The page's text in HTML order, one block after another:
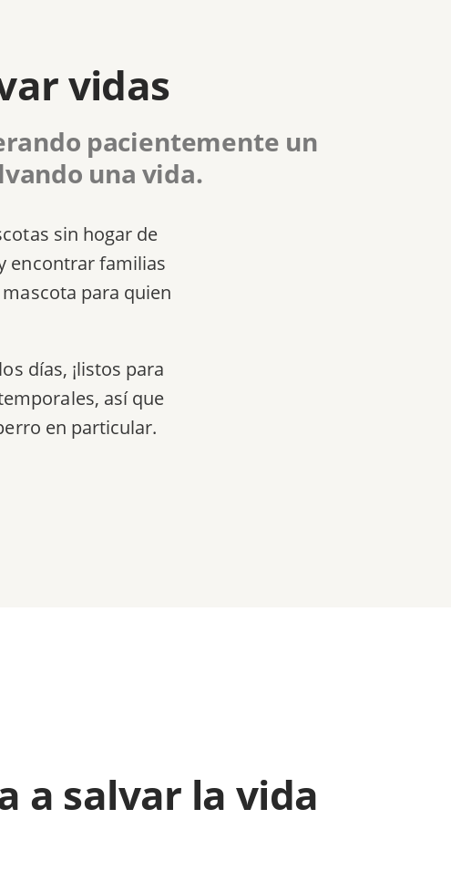
vidas
pacientemente un
una vida.
sin hogar de
encontrar familias
para quien
días, ¡listos para
así que
en particular.
a salvar la vida